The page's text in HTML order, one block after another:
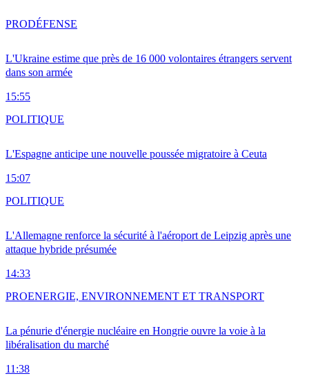
L'Ukraine estime que près de 16 000 volontaires étrangers servent
dans son armée
15:55
PRODÉFENSE
L'Espagne anticipe une nouvelle poussée migratoire à Ceuta
15:07
POLITIQUE
L'Allemagne renforce la sécurité à l'aéroport de Leipzig après une
attaque hybride présumée
14:33
POLITIQUE
La pénurie d'énergie nucléaire en Hongrie ouvre la voie à la
libéralisation du marché
11:38
PROENERGIE, ENVIRONNEMENT ET TRANSPORT